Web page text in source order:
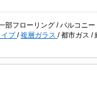
部フローリング /バルコニー
イプ/複層ガラス /都市ガス /